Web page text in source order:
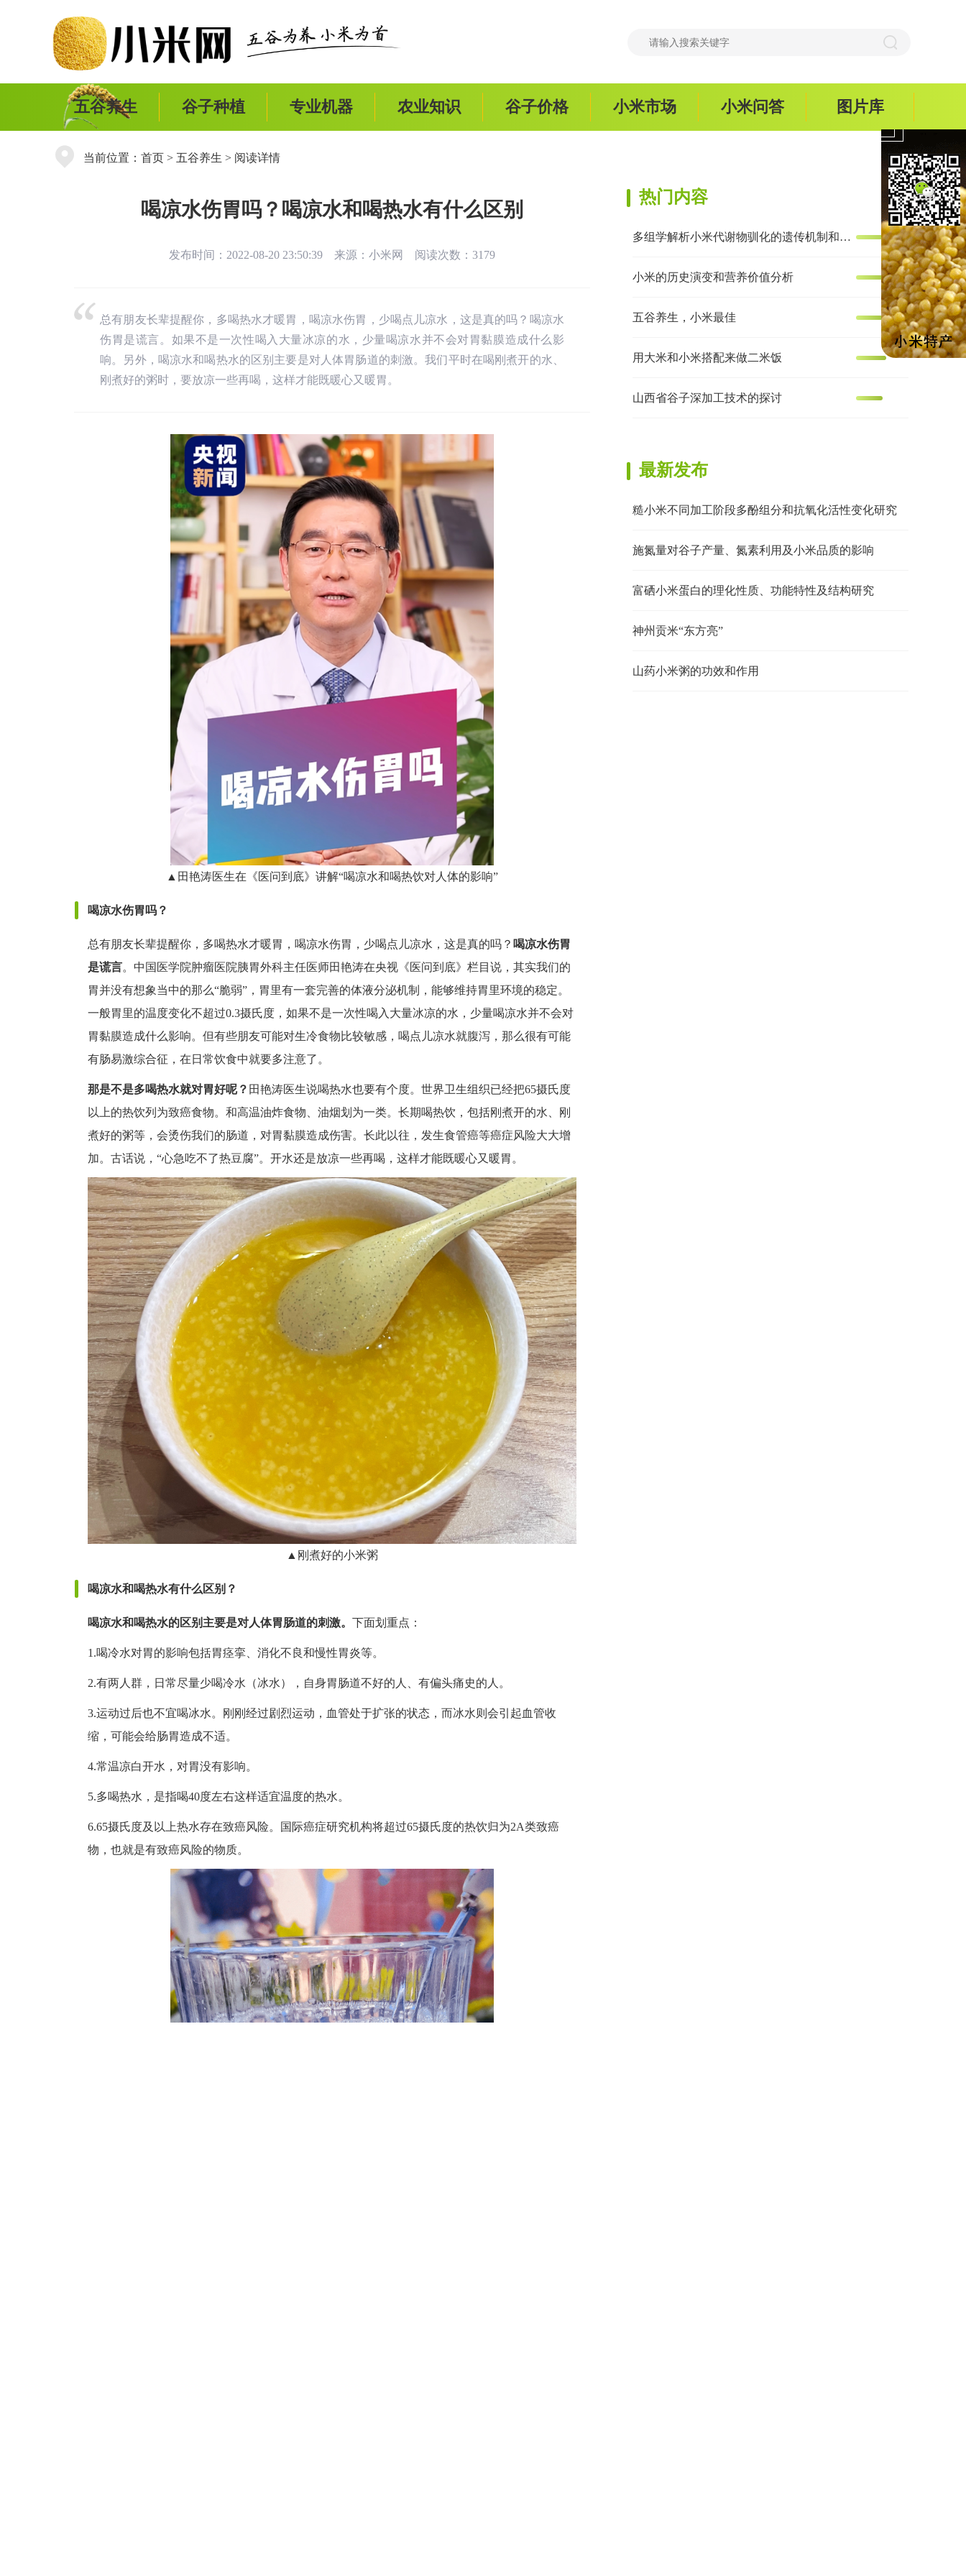
五谷养生 谷子种植 专业机器 农业知识 谷子价格 小米市场 小米问答 图片库
当前位置： 首页 > 五谷养生 > 阅读详情
喝凉水伤胃吗？喝凉水和喝热水有什么区别
发布时间：2022-08-20 23:50:39 来源： 小米网 阅读次数：3179
总有朋友长辈提醒你，多喝热水才暖胃，喝凉水伤胃，少喝点儿凉水，这是真的吗？喝凉水
伤胃是谎言。如果不是一次性喝入大量冰凉的水，少量喝凉水并不会对胃黏膜造成什么影
响。另外，喝凉水和喝热水的区别主要是对人体胃肠道的刺激。我们平时在喝刚煮开的水、
刚煮好的粥时，要放凉一些再喝，这样才能既暖心又暖胃。
▲田艳涛医生在《医问到底》讲解“喝凉水和喝热饮对人体的影响”
喝凉水伤胃吗？
总有朋友长辈提醒你，多喝热水才暖胃，喝凉水伤胃，少喝点儿凉水，这是真的吗？ 喝凉水伤胃
是谎言。中国医学院肿瘤医院胰胃外科主任医师田艳涛在央视《医问到底》栏目说，其实我们的
胃并没有想象当中的那么“脆弱”，胃里有一套完善的体液分泌机制，能够维持胃里环境的稳定。
一般胃里的温度变化不超过0.3摄氏度，如果不是一次性喝入大量冰凉的水，少量喝凉水并不会对
胃黏膜造成什么影响。但有些朋友可能对生冷食物比较敏感，喝点儿凉水就腹泻，那么很有可能
有肠易激综合征，在日常饮食中就要多注意了。
那是不是多喝热水就对胃好呢？ 田艳涛医生说喝热水也要有个度。世界卫生组织已经把65摄氏度
以上的热饮列为致癌食物。和高温油炸食物、油烟划为一类。长期喝热饮，包括刚煮开的水、刚
煮好的粥等，会烫伤我们的肠道，对胃黏膜造成伤害。长此以往，发生食管癌等癌症风险大大增
加。古话说，“心急吃不了热豆腐”。开水还是放凉一些再喝，这样才能既暖心又暖胃。
▲刚煮好的小米粥
喝凉水和喝热水有什么区别？
喝凉水和喝热水的区别主要是对人体胃肠道的刺激。 下面划重点：
1.喝冷水对胃的影响包括胃痉挛、消化不良和慢性胃炎等。
2.有两人群，日常尽量少喝冷水（冰水），自身胃肠道不好的人、有偏头痛史的人。
3.运动过后也不宜喝冰水。刚刚经过剧烈运动，血管处于扩张的状态，而冰水则会引起血管收
缩，可能会给肠胃造成不适。
4.常温凉白开水，对胃没有影响。
5.多喝热水，是指喝40度左右这样适宜温度的热水。
6.65摄氏度及以上热水存在致癌风险。国际癌症研究机构将超过65摄氏度的热饮归为2A类致癌
物，也就是有致癌风险的物质。
热门内容
多组学解析小米代谢物驯化的遗传机制和抗炎效果
小米的历史演变和营养价值分析
五谷养生，小米最佳
用大米和小米搭配来做二米饭
山西省谷子深加工技术的探讨
最新发布
糙小米不同加工阶段多酚组分和抗氧化活性变化研究
施氮量对谷子产量、氮素利用及小米品质的影响
富硒小米蛋白的理化性质、功能特性及结构研究
神州贡米“东方亮”
山药小米粥的功效和作用